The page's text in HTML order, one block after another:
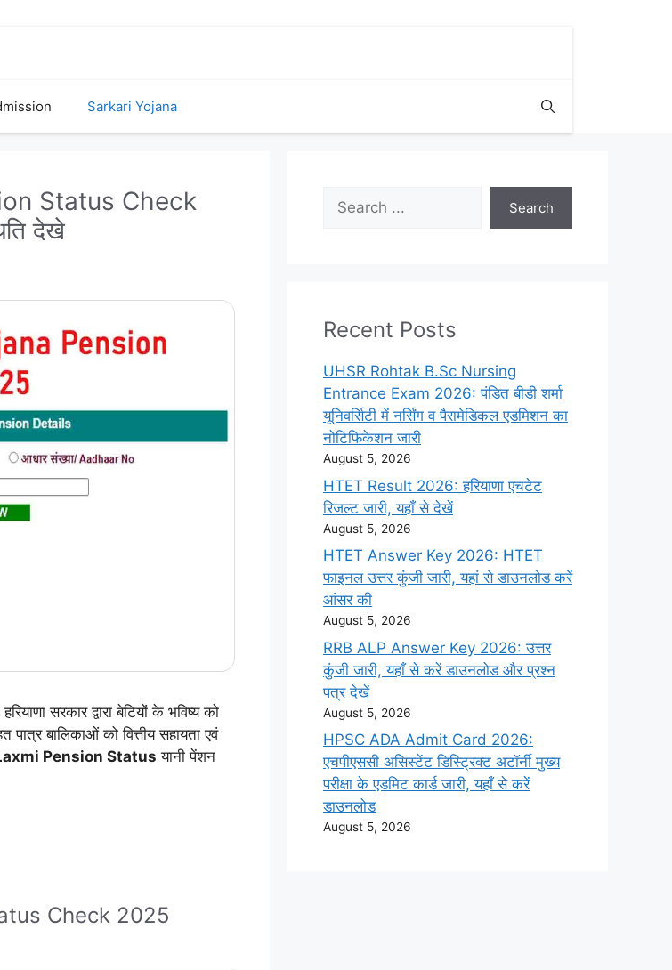
Sarkari Yojana
Status Check
देखे
सरकार द्वारा बेटियों के भविष्य को
बालिकाओं को वित्तीय सहायता एवं
Pension Status यानी पेंशन
Check 2025
Search
Search
Recent Posts
UHSR Rohtak B.Sc Nursing
Entrance Exam 2026: पंडित बीडी शर्मा
यूनिवर्सिटी में नर्सिंग व पैरामेडिकल एडमिशन का
नोटिफिकेशन जारी
August 5, 2026
HTET Result 2026: हरियाणा एचटेट
रिजल्ट जारी, यहाँ से देखें
August 5, 2026
HTET Answer Key 2026: HTET
फाइनल उत्तर कुंजी जारी, यहां से डाउनलोड करें
आंसर की
August 5, 2026
RRB ALP Answer Key 2026: उत्तर
कुंजी जारी, यहाँ से करें डाउनलोड और प्रश्न
पत्र देखें
August 5, 2026
HPSC ADA Admit Card 2026:
एचपीएससी असिस्टेंट डिस्ट्रिक्ट अटॉर्नी मुख्य
परीक्षा के एडमिट कार्ड जारी, यहाँ से करें
डाउनलोड
August 5, 2026